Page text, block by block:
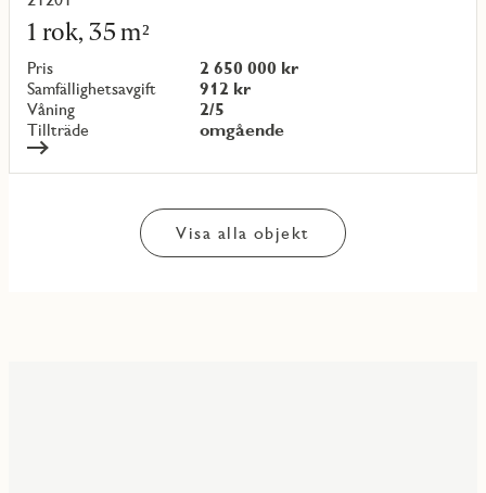
1 rok, 35 m²
Pris
2 650 000 kr
Samfällighetsavgift
912 kr
Våning
2/5
Tillträde
omgående
mer
om
objekt
{objectNumber}
Visa alla objekt